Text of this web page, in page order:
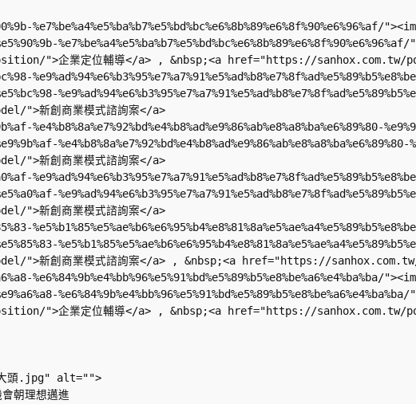
%e7%be%a4%e5%ba%b7%e5%bd%bc%e6%8b%89%e6%8f%90%e6%96%af/
%e7%be%a4%e5%ba%b7%e5%bd%bc%e6%8b%89%e6%8f%90%e6%96%af/">
">企業定位輔導</a> , &nbsp;<a
business_model/">新創商業模式諮詢案</a>
%e4%b8%8a%e7%92%bd%e4%b8%ad%e9%86%ab%e8%a8%ba%e6%89%80-
%e4%b8%8a%e7%92%bd%e4%b8%ad%e9%86%ab%e8%a8%ba%e6%89%80-
business_model/">新創商業模式諮詢案</a>
business_model/">新創商業模式諮詢案</a>
">新創商業模式諮詢案</a> , &nbsp;<a
%e6%84%9b%e4%bb%96%e5%91%bd%e5%89%b5%e8%be%a6%e4%ba%ba/
%e6%84%9b%e4%bb%96%e5%91%bd%e5%89%b5%e8%be%a6%e4%ba%ba/
">企業定位輔導</a> , &nbsp;<a
頭.jpg" alt="">
會朝理想邁進